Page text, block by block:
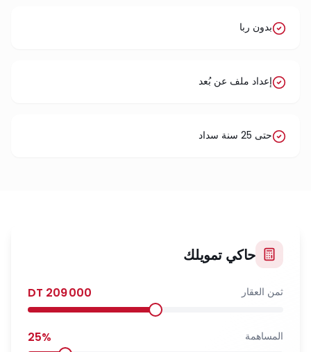
بدون ربا
إعداد ملف عن بُعد
حتى 25 سنة سداد
حاكي تمويلك
ثمن العقار 209 000
المساهمة 25%